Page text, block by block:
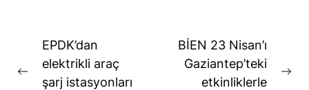
Yazı
gezinmesi
Previous
EPDK’dan
elektrikli araç
şarj istasyonları
BİEN 23 Nisan’ı
Gaziantep’teki
etkinliklerle